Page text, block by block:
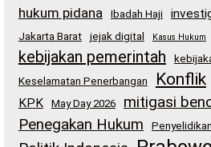
hukum pidana
Ibadah Haji
Jakarta Barat jejak digital Kasus Hukum
kebijakan pemerintah
Keselamatan Penerbangan
Konflik
KPK May Day 2026 mitigasi
Penegakan Hukum